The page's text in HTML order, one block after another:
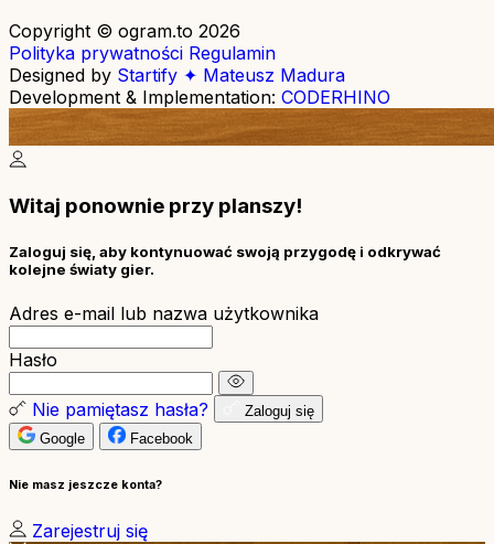
Copyright © ogram.to 2026
Polityka prywatności Regulamin
Designed by Startify ✦ Mateusz Madura
Development & Implementation: CODERHINO
Witaj ponownie przy planszy!
Zaloguj się, aby kontynuować swoją przygodę i odkrywać
kolejne światy gier.
Adres e-mail lub nazwa użytkownika
Hasło
Nie pamiętasz hasła?
Zaloguj się
Google
Facebook
Nie masz jeszcze konta?
Zarejestruj się